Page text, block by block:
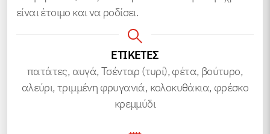
είναι έτοιμο και να ροδίσει.
ΕΤΙΚΕΤΕΣ
πατάτες, αυγά, Τσένταρ (τυρί), φέτα, βούτυρο,
αλεύρι, τριμμένη φρυγανιά, κολοκυθάκια, φρέσκο
κρεμμύδι